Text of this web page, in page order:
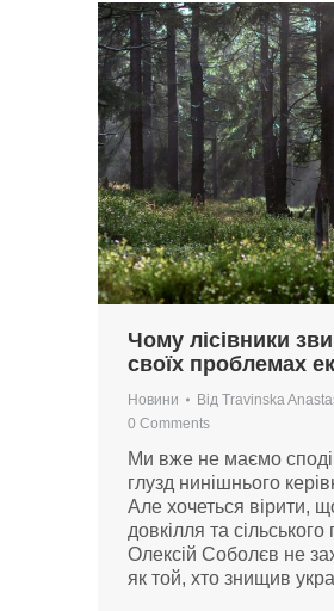
Чому лісівники
своїх проблемах
Новини Від Travinska
0 Comments
Ми вже не маємо
глузд нинішнього
Але хочеться вірити,
довкілля та
Олексій Соболєв не
як той, хто знищив